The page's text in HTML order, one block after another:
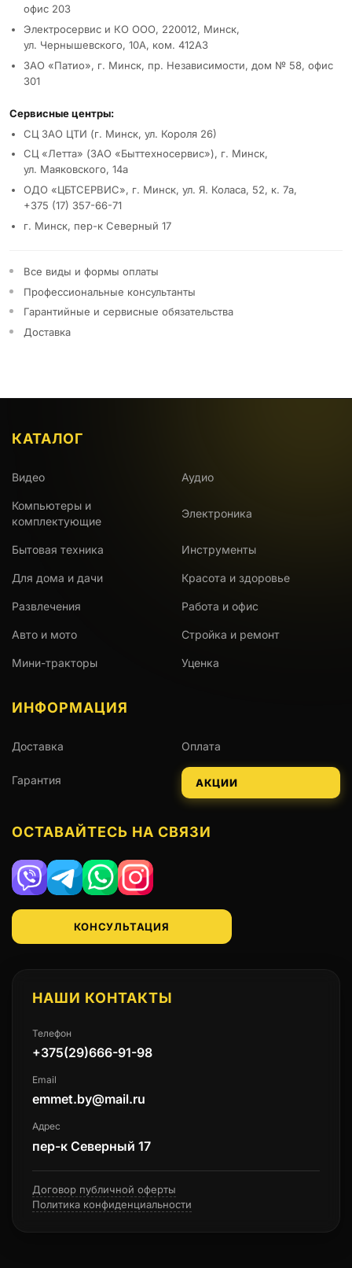
офис 203
Электросервис и КО ООО, 220012, Минск,
ул. Чернышевского, 10А, ком. 412А3
ЗАО «Патио», г. Минск, пр. Независимости, дом № 58, офис
301
Сервисные центры:
СЦ ЗАО ЦТИ (г. Минск, ул. Короля 26)
СЦ «Летта» (ЗАО «Быттехносервис»), г. Минск,
ул. Маяковского, 14а
ОДО «ЦБТСЕРВИС», г. Минск, ул. Я. Коласа, 52, к. 7а,
+375 (17) 357-66-71
г. Минск, пер-к Северный 17
Все виды и формы оплаты
Профессиональные консультанты
Гарантийные и сервисные обязательства
Доставка
КАТАЛОГ
Видео Аудио
Компьютеры и
комплектующие
Электроника
Бытовая техника Инструменты
Для дома и дачи Красота и здоровье
Развлечения Работа и офис
Авто и мото Стройка и ремонт
Мини-тракторы Уценка
ИНФОРМАЦИЯ
Доставка Оплата
Гарантия АКЦИИ
ОСТАВАЙТЕСЬ НА СВЯЗИ
Viber TelegramWhatsAppInstagram
КОНСУЛЬТАЦИЯ
НАШИ КОНТАКТЫ
Телефон
+375(29)666-91-98
Email
emmet.by@mail.ru
Адрес
пер-к Северный 17
Договор публичной оферты
Политика конфиденциальности